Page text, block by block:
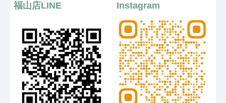
福山店LINE Instagram